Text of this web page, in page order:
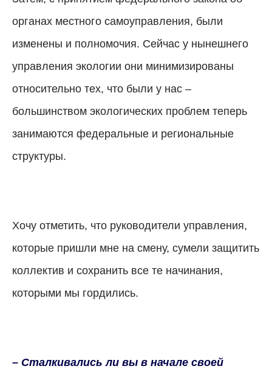
органах местного самоуправления, были
изменены и полномочия. Сейчас у нынешнего
управления экологии они минимизированы
относительно тех, что были у нас –
большинством экологических проблем теперь
занимаются федеральные и региональные
структуры.
Хочу отметить, что руководители управления,
которые пришли мне на смену, сумели защитить
коллектив и сохранить все те начинания,
которыми мы гордились.
– Сталкивались ли вы в начале своей